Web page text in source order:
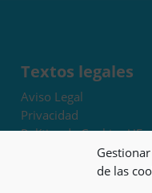
de las
Textos legales
Aviso Legal
Privacidad
Política de Cookies UE
Términos y condiciones
Exoneración de